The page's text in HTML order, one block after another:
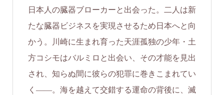
日本人の臓器ブローカーと出会った。二人は新
たな臓器ビジネスを実現させるため日本へと向
かう。川崎に生まれ育った天涯孤独の少年・土
方コシモはバルミロと出会い、その才能を見出
され、知らぬ間に彼らの犯罪に巻きこまれてい
く――。海を越えて交錯する運命の背後に、滅